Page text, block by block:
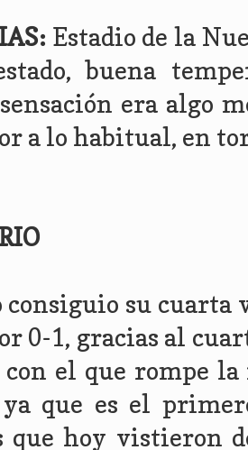
Estadio de la
buena
era algo
a lo habitual, en
consiguio su
0-1, gracias al
el que rompe
que es el
que hoy vistieron